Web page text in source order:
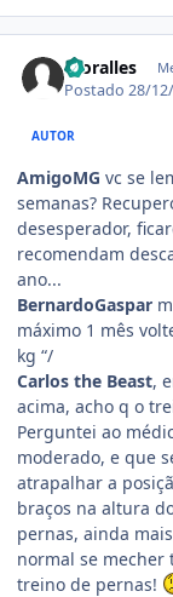
moralles
Postado28/
AUTOR
AmigoMG vc se
semanas?
desesperador,
recomendam
ano...
BernardoGaspar
máximo 1 mês
kg “/
Carlos the Beast,
acima, acho q o
Perguntei ao
moderado, e que
atrapalhar a
braços na altura
pernas, ainda
normal se
treino de pernas!